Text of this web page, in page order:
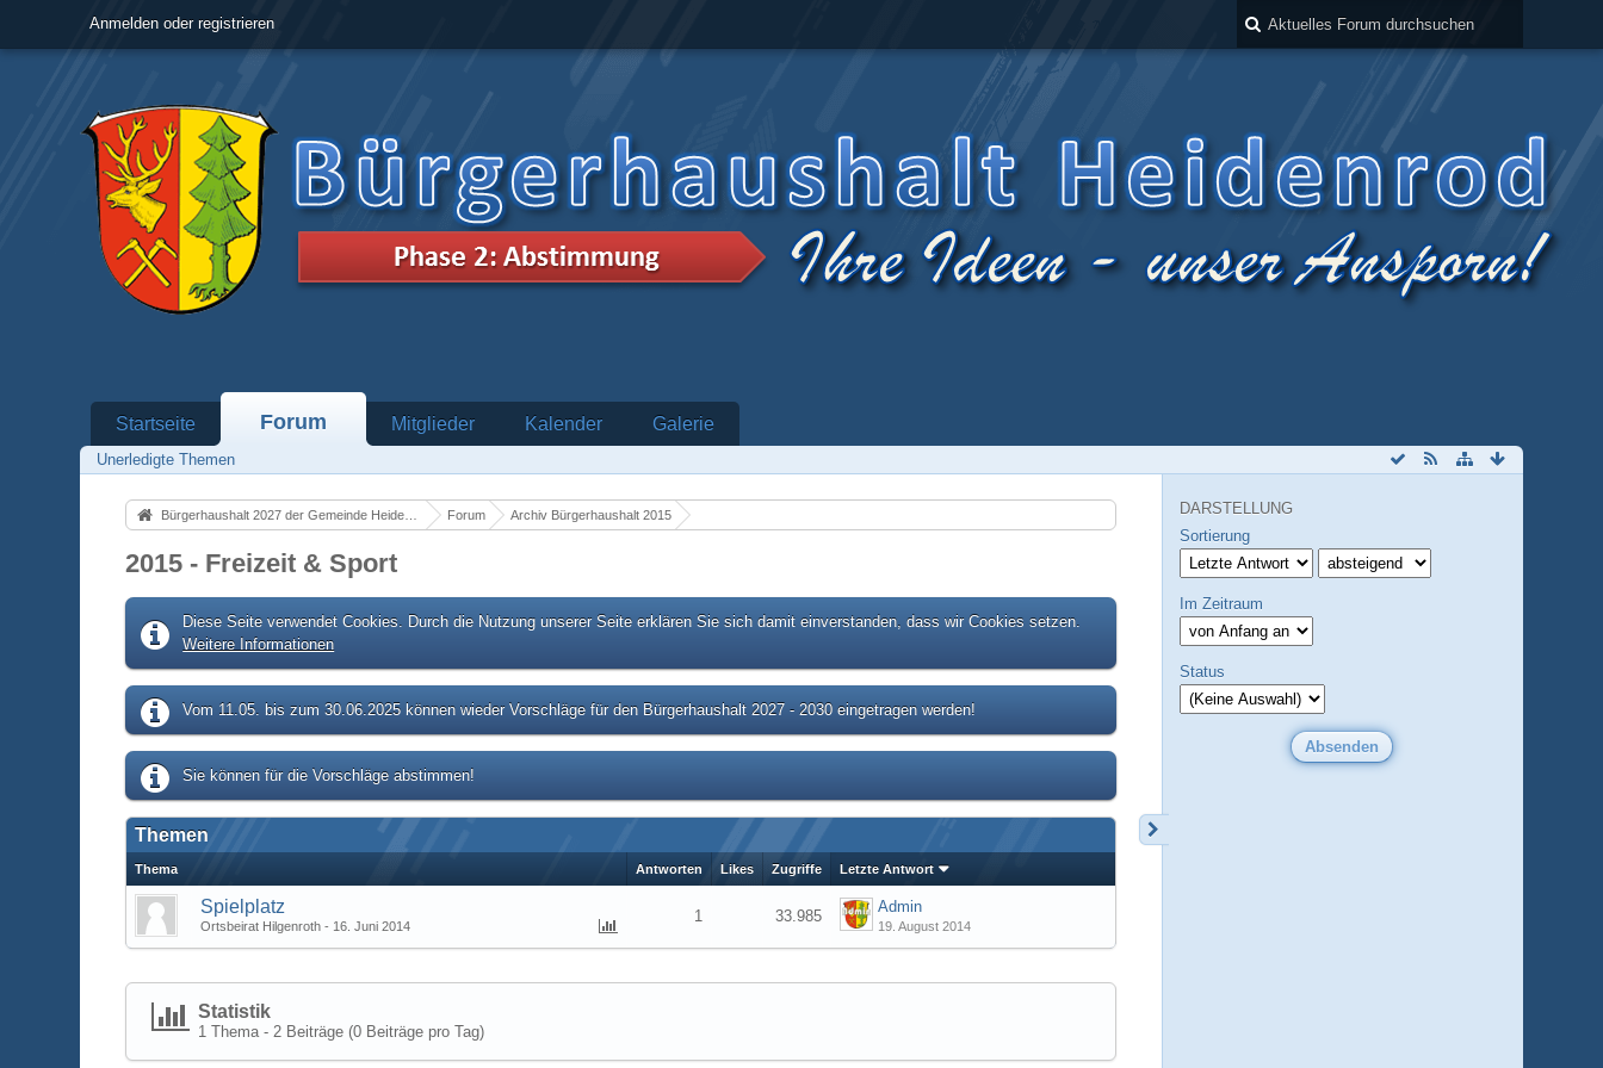
Anmelden oder registrieren
Startseite Forum Mitglieder Kalender Galerie
Unerledigte Themen
Bürgerhaushalt 2027 der Gemeinde Heidenrod Forum Archiv Bürgerhaushalt 2015
2015 - Freizeit & Sport
Diese Seite verwendet Cookies. Durch die Nutzung unserer Seite erklären Sie sich damit einverstanden, dass wir Cookies setzen.
Weitere Informationen
Vom 11.05. bis zum 30.06.2025 können wieder Vorschläge für den Bürgerhaushalt 2027 - 2030 eingetragen werden!
Sie können für die Vorschläge abstimmen!
Themen
Thema Antworten Likes Zugriffe Letzte Antwort
Spielplatz
Ortsbeirat Hilgenroth 16. Juni 2014
1 33.985
Admin
19. August 2014
Statistik
1 Thema - 2 Beiträge (0 Beiträge pro Tag)
DARSTELLUNG
Sortierung
Im Zeitraum
Status